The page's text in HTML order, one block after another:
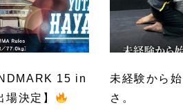
15 in
決定】
未経験から
さ。